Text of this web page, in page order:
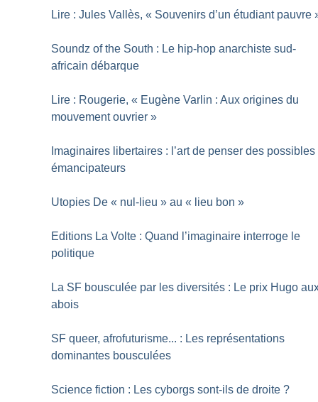
Lire : Jules Vallès, « Souvenirs d’un étudiant pauvre
Soundz of the South : Le hip-hop anarchiste sud-
africain débarque
Lire : Rougerie, « Eugène Varlin : Aux origines du
mouvement ouvrier »
Imaginaires libertaires : l’art de penser des possibles
émancipateurs
Utopies De « nul-lieu » au « lieu bon »
Editions La Volte : Quand l’imaginaire interroge le
politique
La SF bousculée par les diversités : Le prix Hugo
abois
SF queer, afrofuturisme... : Les représentations
dominantes bousculées
Science fiction : Les cyborgs sont-ils de droite ?